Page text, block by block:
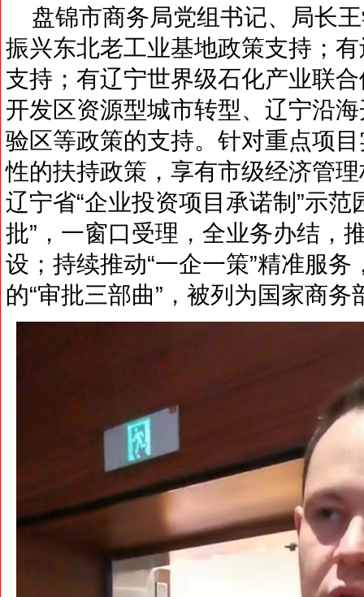
盘锦市商务局党组书记、局长
振兴东北老工业基地政策支持；
支持；有辽宁世界级石化产业联
开发区资源型城市转型、辽宁沿
验区等政策的支持。针对重点项
性的扶持政策，享有市级经济管
辽宁省“企业投资项目承诺制”示
批”，一窗口受理，全业务办结，
设；持续推动“一企一策”精准服
的“审批三部曲”，被列为国家商